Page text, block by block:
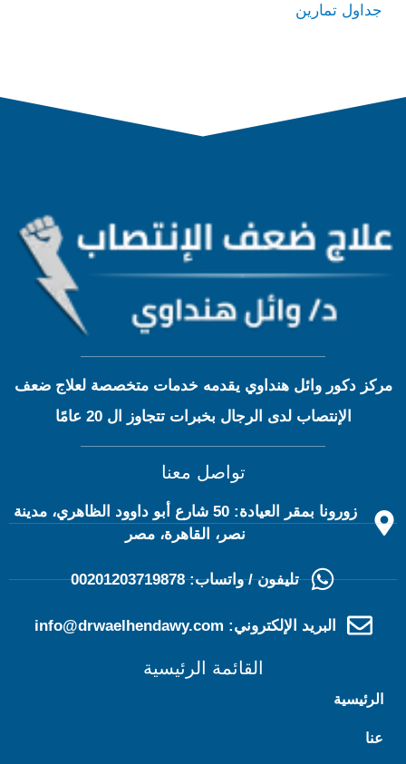
جداول تمارين
مركز دكور وائل هنداوي يقدمه خدمات متخصصة لعلاج ضعف
الإنتصاب لدى الرجال بخبرات تتجاوز ال 20 عامًا
تواصل معنا
زورونا بمقر العيادة: 50 شارع أبو داوود الظاهري، مدينة
نصر، القاهرة، مصر
تليفون / واتساب: 00201203719878
البريد الإلكتروني: info@drwaelhendawy.com
القائمة الرئيسية
الرئيسية
عنا